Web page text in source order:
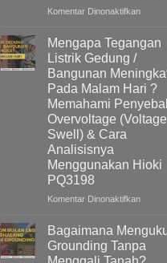
Komentar Dinonaktifkanpada
&
Filter
(AHF)
Dalam
Mengapa Tegangan
Listrik Gedung /
Bangunan
Pada Malam Hari ?
Memahami
Overvoltage (Voltage
Swell) & Cara
Analisisnya
Menggunakan Hioki
PQ3198
Komentar Dinonaktifkanpada
Listrik
Gedung
Bagaimana
Grounding Tanpa